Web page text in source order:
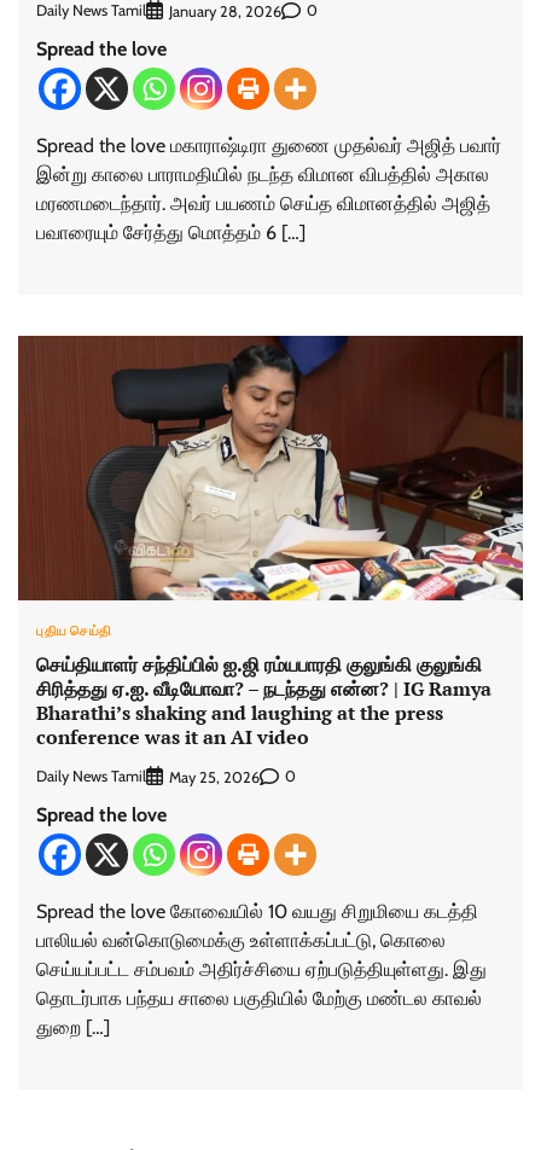
Daily News Tamil January 28, 2026 0
Spread the love
Spread the love மகாராஷ்டிரா துணை முதல்வர் அஜித் பவார்
இன்று காலை பாராமதியில் நடந்த விமான விபத்தில் அகால
மரணமடைந்தார். அவர் பயணம் செய்த விமானத்தில் அஜித்
பவாரையும் சேர்த்து மொத்தம் 6 […]
புதிய செய்தி
செய்தியாளர் சந்திப்பில் ஐ.ஜி ரம்யபாரதி குலுங்கி குலுங்கி
சிரித்தது ஏ.ஐ. வீடியோவா? – நடந்தது என்ன? | IG Ramya
Bharathi’s shaking and laughing at the press
conference was it an AI video
Daily News Tamil May 25, 2026 0
Spread the love
Spread the love கோவையில் 10 வயது சிறுமியை கடத்தி
பாலியல் வன்கொடுமைக்கு உள்ளாக்கப்பட்டு, கொலை
செய்யப்பட்ட சம்பவம் அதிர்ச்சியை ஏற்படுத்தியுள்ளது. இது
தொடர்பாக பந்தய சாலை பகுதியில் மேற்கு மண்டல காவல்
துறை […]